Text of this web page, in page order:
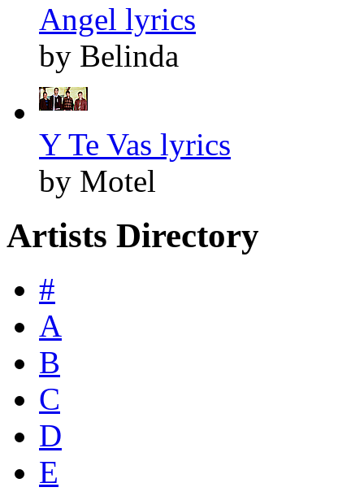
Angel lyrics
by Belinda
Y Te Vas lyrics
by Motel
Artists Directory
#
A
B
C
D
E